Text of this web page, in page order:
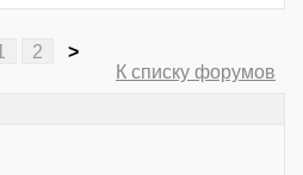
2
>
К списку форумов